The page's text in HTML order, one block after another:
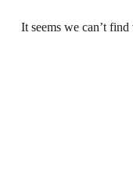
It seems we can’t